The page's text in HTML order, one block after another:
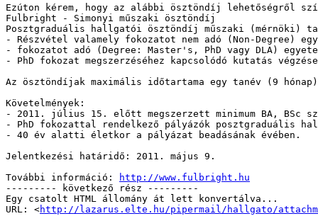
Ezúton kérem, hogy az alábbi ösztöndíj lehetőségről
Fulbright - Simonyi műszaki ösztöndíj
Posztgraduális hallgatói ösztöndíj műszaki (mérnöki)
- Részvétel valamely fokozatot nem adó (Non-Degree)
- fokozatot adó (Degree: Master's, PhD vagy DLA)
- PhD fokozat megszerzéséhez kapcsolódó kutatás
Az ösztöndíjak maximális időtartama egy tanév (9
Követelmények:
- 2011. július 15. előtt megszerzett minimum BA,
- PhD fokozattal rendelkező pályázók posztgraduális
- 40 év alatti életkor a pályázat beadásának évében.
Jelentkezési határidő: 2011. május 9.
További információ:
http://www.fulbright.hu
--------- következő rész ---------
Egy csatolt HTML állomány át lett konvertálva...
URL: <http://lazarus.elte.hu/pipermail/hallgato/